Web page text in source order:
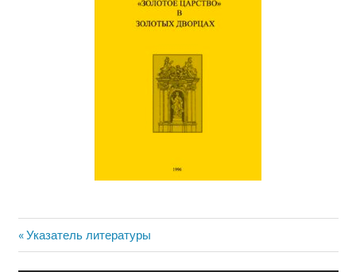
Навигация
Previous
Post:
Указатель литературы